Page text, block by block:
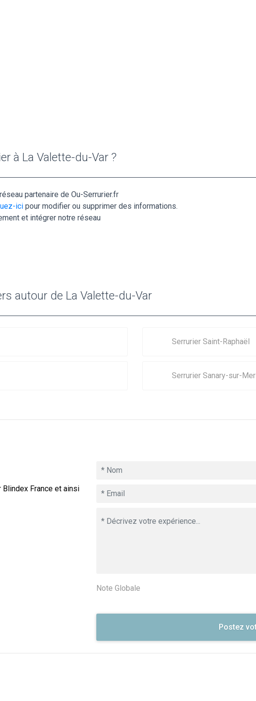
à La Valette-du-Var ?
partenaire de Ou-Serrurier.fr
ici pour modifier ou supprimer des informations.
et intégrer notre réseau
autour de La Valette-du-Var
Serrurier Saint-Raphaël
Serrurier Sanary-sur-Mer
France et ainsi
Note Globale